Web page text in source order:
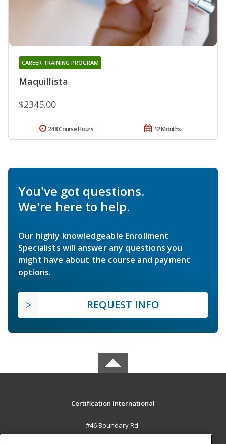
Maquillista
CAREER TRAINING PROGRAM
$2345.00
12 Months
248 Course Hours
You've got questions.
We're here to help.
Our highly knowledgeable Enrollment
Specialists will answer any questions you
might have about the course and payment
options.
REQUEST INFO
Certification International
#46 Boundary Rd.
El Socorro, 0000 TT